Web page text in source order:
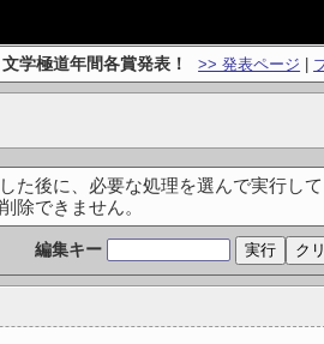
学極道年間各賞発表！ >> 発表ページ
た後に、必要な処理を選んで実行して
除できません。
除 編集キー